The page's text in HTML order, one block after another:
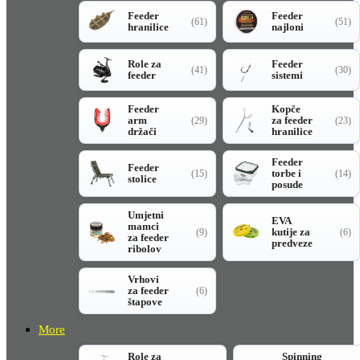
Feeder
hranilice
(61)
Feeder
najloni
(51)
Role za
feeder
(41)
Feeder
sistemi
(30)
Feeder
arm
držači
(29)
Kopče
za feeder
hranilice
(23)
Feeder
stolice
(15)
Feeder
torbe i
posude
(14)
Umjetni
mamci
za feeder
ribolov
(9)
EVA
kutije za
predveze
(6)
Vrhovi
za feeder
štapove
(6)
More
Role za
Spinning